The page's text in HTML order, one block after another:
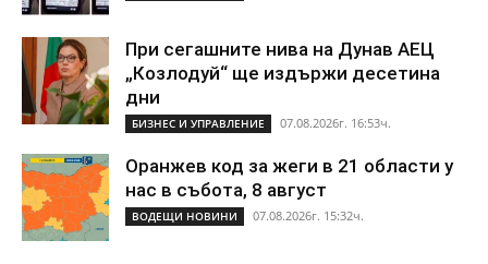
При сегашните нива на Дунав АЕЦ
„Козлодуй“ ще издържи десетина
дни
БИЗНЕС И УПРАВЛЕНИЕ 07.08.2026г. 16:53ч.
Оранжев код за жеги в 21 области у
нас в събота, 8 август
ВОДЕЩИ НОВИНИ 07.08.2026г. 15:32ч.